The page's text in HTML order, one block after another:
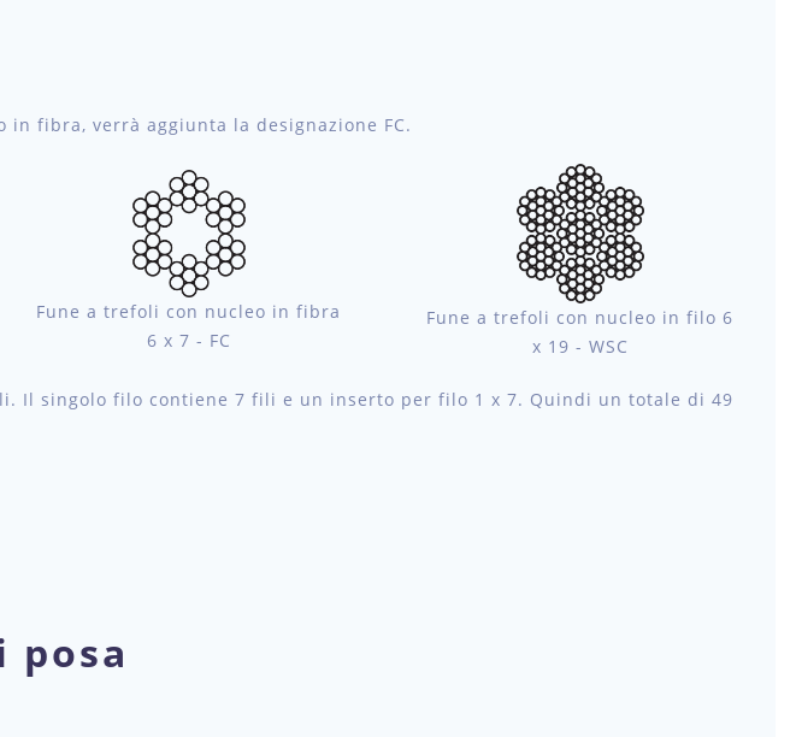
fibra, verrà aggiunta la designazione FC.
Fune a trefoli con nucleo in fibra
6 x 7 - FC
Fune a trefoli con nucleo in filo 6
x 19 - WSC
Il singolo filo contiene 7 fili e un inserto per filo 1 x 7. Quindi un totale di 49
posa